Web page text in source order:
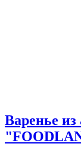
Варенье